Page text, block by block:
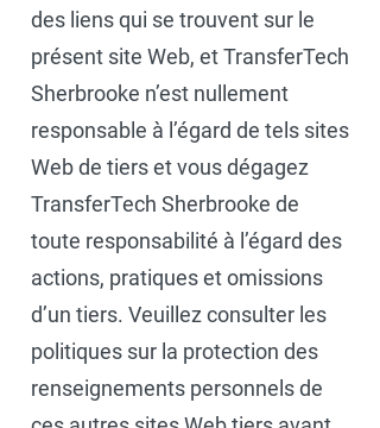
des liens qui se trouvent sur le
présent site Web, et TransferTech
Sherbrooke n’est nullement
responsable à l’égard de tels sites
Web de tiers et vous dégagez
TransferTech Sherbrooke de
toute responsabilité à l’égard des
actions, pratiques et omissions
d’un tiers. Veuillez consulter les
politiques sur la protection des
renseignements personnels de